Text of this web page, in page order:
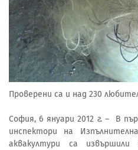
Проверени са и над 230
София, 6 януари 2012 г. – В
инспектори на
аквакултури са извършили